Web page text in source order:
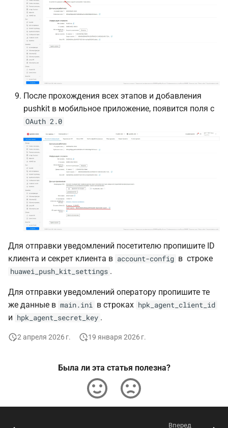
После прохождения всех этапов и добавления
pushkit в мобильное приложение, появится поля с
OAuth 2.0
Для отправки уведомлений посетителю пропишите ID
клиента и секрет клиента в account-config в строке
huawei_push_kit_settings .
Для отправки уведомлений оператору пропишите те
же данные в main.ini в строках hpk_agent_client_id
и hpk_agent_secret_key .
2 апреля 2026 г. 19 января 2026 г.
Была ли эта статья полезна?
Вперед